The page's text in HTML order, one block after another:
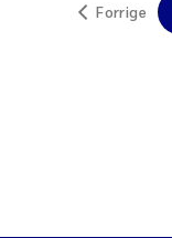
Elisabeth
Forrige